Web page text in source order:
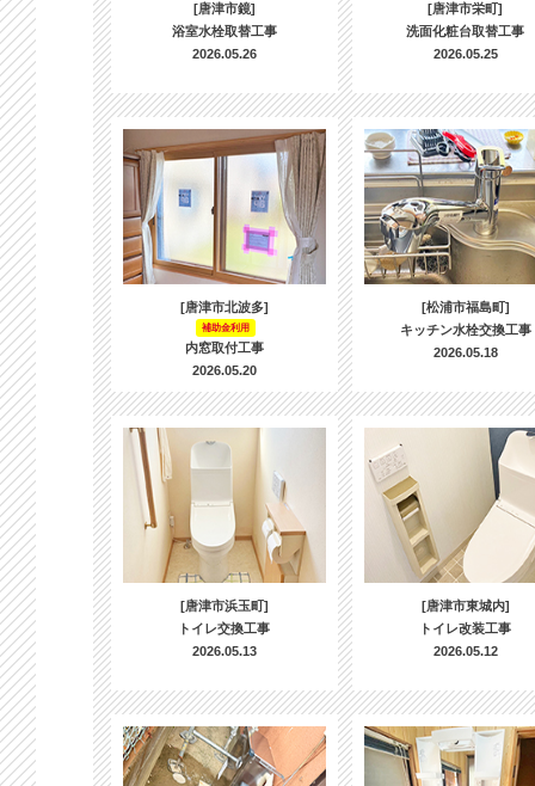
[唐津市鏡]
浴室水栓取替工事
2026.05.26
[唐津市栄町]
洗面化粧台取替工事
2026.05.25
[唐津市北波多]
補助金利用
内窓取付工事
2026.05.20
[松浦市福島町]
キッチン水栓交換工事
2026.05.18
[唐津市浜玉町]
トイレ交換工事
2026.05.13
[唐津市東城内]
トイレ改装工事
2026.05.12